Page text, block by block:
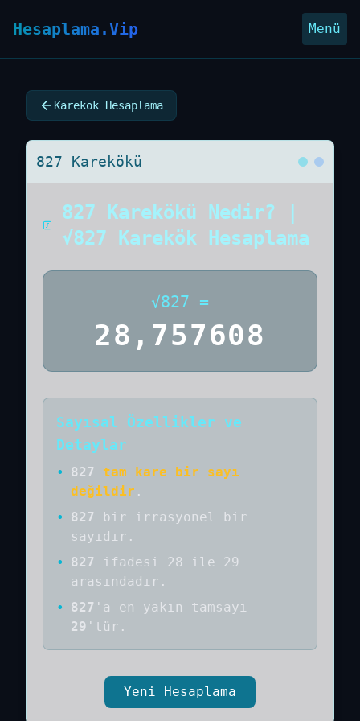
Hesaplama.Vip Menü
Karekök Hesaplama
827 Karekökü
827 Karekökü Nedir? |
√827 Karekök Hesaplama
√827 =
28,757608
Sayısal Özellikler ve
Detaylar
• 827
tam kare bir sayı
değildir .
•
827 bir
irrasyonel bir
sayıdır .
•
827
ifadesi 28 ile 29
arasındadır.
•
827 'a en yakın tamsayı
29 'tür.
Yeni Hesaplama